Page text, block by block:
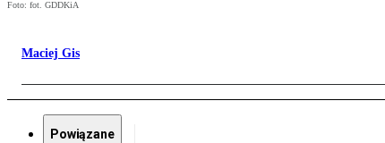
Foto: fot. GDDKiA
Maciej Gis
Powiązane